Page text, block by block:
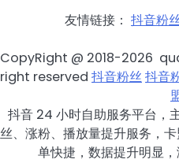
友情链接： 抖音粉
CopyRight @ 2018-2026
right reserved 抖音粉丝抖音
抖音 24 小时自助服务平台，
丝、涨粉、播放量提升服务，
单快捷，数据提升明显，